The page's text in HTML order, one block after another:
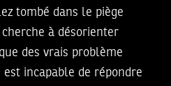
tombé dans le piège
cherche à désorienter
des vrais problème
incapable de répondre